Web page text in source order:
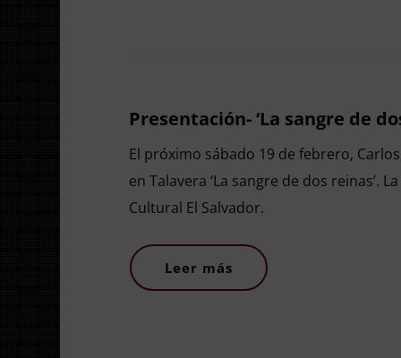
Presentación- ‘La sangre de
El próximo sábado 19 de febrero,
en Talavera ‘La sangre de dos reinas’.
Cultural El Salvador.
Leer más